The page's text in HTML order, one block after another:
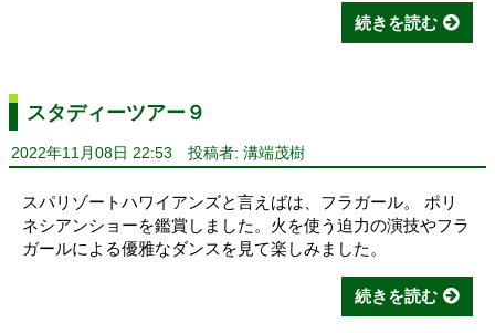
続きを読む
スタディーツアー９
2022年11月08日 22:53 投稿者: 溝端茂樹
スパリゾートハワイアンズと言えばは、フラガール。 ポリ
ネシアンショーを鑑賞しました。火を使う迫力の演技やフラ
ガールによる優雅なダンスを見て楽しみました。
続きを読む